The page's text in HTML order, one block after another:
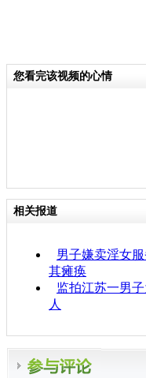
您看完该视频的心情
相关报道
男子嫌卖淫女
其瘫痪
监拍江苏一男
人